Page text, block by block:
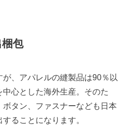
包
、アパレルの縫製品は90％以
中心とした海外生産。そのた
タン、ファスナーなども日本
ることになります。